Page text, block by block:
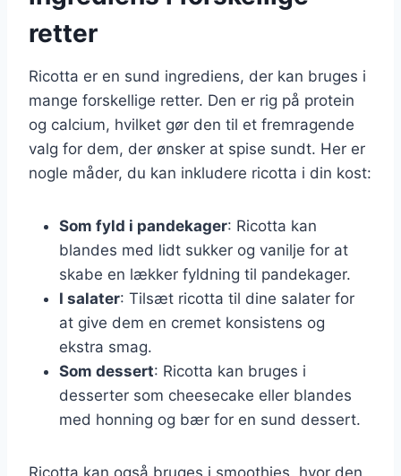
retter
Ricotta er en sund ingrediens, der kan bruges i
mange forskellige retter. Den er rig på protein
og calcium, hvilket gør den til et fremragende
valg for dem, der ønsker at spise sundt. Her er
nogle måder, du kan inkludere ricotta i din kost:
Som fyld i pandekager: Ricotta kan
blandes med lidt sukker og vanilje for at
skabe en lækker fyldning til pandekager.
I salater: Tilsæt ricotta til dine salater for
at give dem en cremet konsistens og
ekstra smag.
Som dessert: Ricotta kan bruges i
desserter som cheesecake eller blandes
med honning og bær for en sund dessert.
Ricotta kan også bruges i smoothies, hvor den